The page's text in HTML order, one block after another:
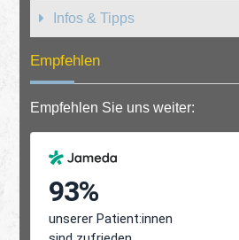
Infos & Tipps
Empfehlen
Empfehlen Sie uns weiter: